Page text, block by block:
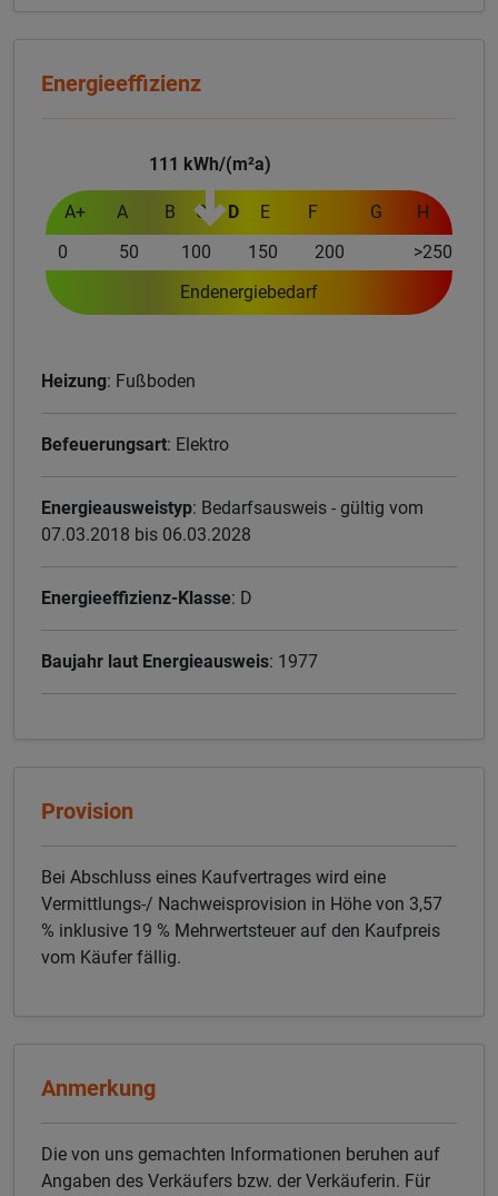
Energieeffizienz
A+ A B C D E F G H
111 kWh/(m²a)
0 50 100 150 200
>250
Endenergiebedarf
Heizung: Fußboden
Befeuerungsart: Elektro
Energieausweistyp: Bedarfsausweis - gültig vom
07.03.2018 bis 06.03.2028
Energieeffizienz-Klasse: D
Baujahr laut Energieausweis: 1977
Provision
Bei Abschluss eines Kaufvertrages wird eine
Vermittlungs-/ Nachweisprovision in Höhe von 3,57
% inklusive 19 % Mehrwertsteuer auf den Kaufpreis
vom Käufer fällig.
Anmerkung
Die von uns gemachten Informationen beruhen auf
Angaben des Verkäufers bzw. der Verkäuferin. Für